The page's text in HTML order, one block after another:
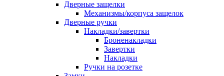
Дверные защелки
Механизмы/корпуса защелок
Дверные ручки
Накладки/завертки
Броненакладки
Завертки
Накладки
Ручки на розетке